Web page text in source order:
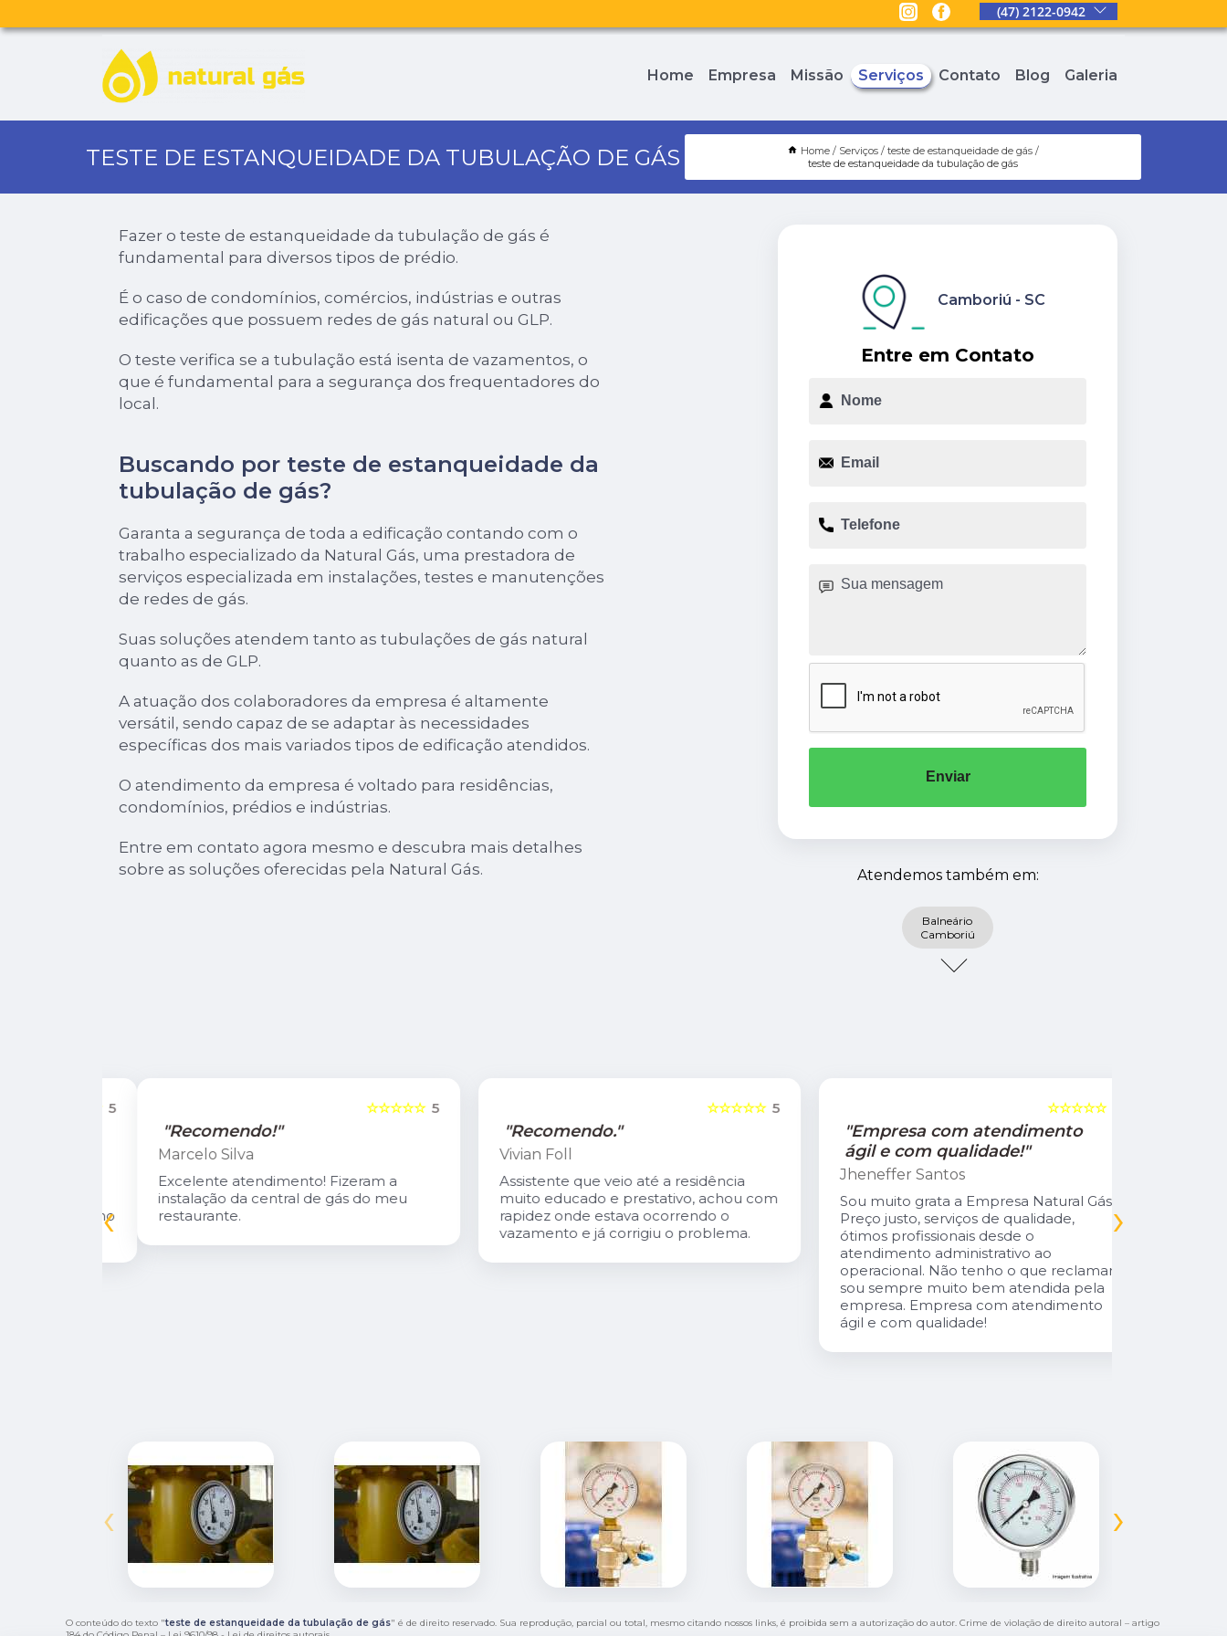
(47) 2122-0942
Home Empresa Missão Serviços Contato Blog Galeria
TESTE DE ESTANQUEIDADE DA TUBULAÇÃO DE GÁS Home Serviços
teste de estanqueidade de gás
teste de estanqueidade da tubulação de gás
Fazer o teste de estanqueidade da tubulação de gás é
fundamental para diversos tipos de prédio.
É o caso de condomínios, comércios, indústrias e outras
edificações que possuem redes de gás natural ou GLP.
O teste verifica se a tubulação está isenta de vazamentos, o
que é fundamental para a segurança dos frequentadores do
local.
Buscando por teste de estanqueidade da
tubulação de gás?
Garanta a segurança de toda a edificação contando com o
trabalho especializado da Natural Gás, uma prestadora de
serviços especializada em instalações, testes e manutenções
de redes de gás.
Suas soluções atendem tanto as tubulações de gás natural
quanto as de GLP.
A atuação dos colaboradores da empresa é altamente
versátil, sendo capaz de se adaptar às necessidades
específicas dos mais variados tipos de edificação atendidos.
O atendimento da empresa é voltado para residências,
condomínios, prédios e indústrias.
Entre em contato agora mesmo e descubra mais detalhes
sobre as soluções oferecidas pela Natural Gás.
Entre em Contato
Camboriú - SC
Enviar
Atendemos também em:
Balneário
Camboriú
5
☆☆☆☆☆
"Recomendo!"
Marcelo Silva
Excelente atendimento! Fizeram a
instalação da central de gás do meu
restaurante.
5
☆☆☆☆☆
"Recomendo."
Vivian Foll
Assistente que veio até a residência
muito educado e prestativo, achou com
rapidez onde estava ocorrendo o
vazamento e já corrigiu o problema.
5
☆☆☆☆☆
"Empresa com atendimento
ágil e com qualidade!"
Jheneffer Santos
Sou muito grata a Empresa Natural Gás.
Preço justo, serviços de qualidade,
ótimos profissionais desde o
atendimento administrativo ao
operacional. Não tenho o que reclamar,
sou sempre muito bem atendida pela
empresa. Empresa com atendimento
ágil e com qualidade!
‹ ›
‹ ›
O conteúdo do texto "teste de estanqueidade da tubulação de gás" é de direito reservado. Sua reprodução, parcial ou total, mesmo citando nossos links, é proibida sem a autorização do autor. Crime de violação de direito autoral – artigo